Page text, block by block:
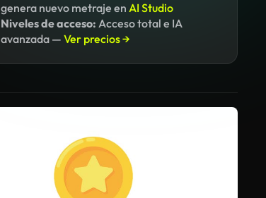
genera nuevo metraje en AI Studio
Niveles de acceso: Acceso total e IA
avanzada — Ver precios →